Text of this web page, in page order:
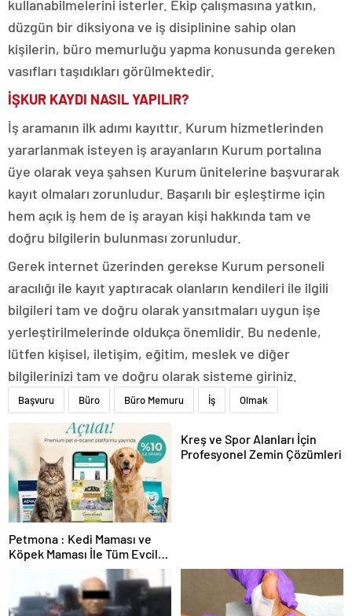
kullanabilmelerini isterler. Ekip çalışmasına yatkın,
düzgün bir diksiyona ve iş disiplinine sahip olan
kişilerin, büro memurluğu yapma konusunda gereken
vasıfları taşıdıkları görülmektedir.
İŞKUR KAYDI NASIL YAPILIR?
İş aramanın ilk adımı kayıttır. Kurum hizmetlerinden
yararlanmak isteyen iş arayanların Kurum portalına
üye olarak veya şahsen Kurum ünitelerine başvurarak
kayıt olmaları zorunludur. Başarılı bir eşleştirme için
hem açık iş hem de iş arayan kişi hakkında tam ve
doğru bilgilerin bulunması zorunludur.
Gerek internet üzerinden gerekse Kurum personeli
aracılığı ile kayıt yaptıracak olanların kendileri ile ilgili
bilgileri tam ve doğru olarak yansıtmaları uygun işe
yerleştirilmelerinde oldukça önemlidir. Bu nedenle,
lütfen kişisel, iletişim, eğitim, meslek ve diğer
bilgilerinizi tam ve doğru olarak sisteme giriniz.
Başvuru Büro Büro Memuru İş Olmak
Petmona : Kedi Maması ve
Köpek Maması İle Tüm Evcil
Kreş ve Spor Alanları İçin
Profesyonel Zemin Çözümleri